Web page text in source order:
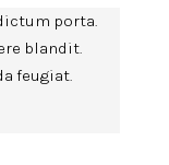
porta.
blandit.
feugiat.